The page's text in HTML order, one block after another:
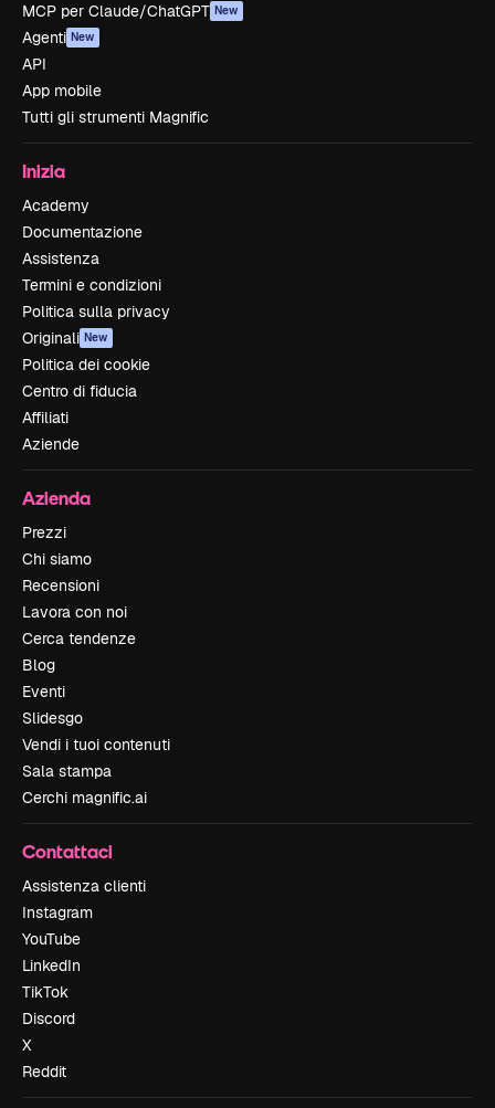
MCP per Claude/ChatGPT New
Agenti New
API
App mobile
Tutti gli strumenti Magnific
Inizia
Academy
Documentazione
Assistenza
Termini e condizioni
Politica sulla privacy
Originali New
Politica dei cookie
Centro di fiducia
Affiliati
Aziende
Azienda
Prezzi
Chi siamo
Recensioni
Lavora con noi
Cerca tendenze
Blog
Eventi
Slidesgo
Vendi i tuoi contenuti
Sala stampa
Cerchi magnific.ai
Contattaci
Assistenza clienti
Instagram
YouTube
LinkedIn
TikTok
Discord
X
Reddit